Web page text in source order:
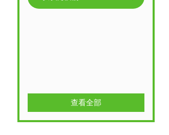
查看全部